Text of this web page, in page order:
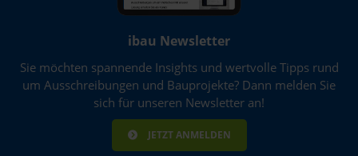
ibau Newsletter
Sie möchten spannende Insights und wertvolle Tipps rund
um Ausschreibungen und Bauprojekte? Dann melden Sie
sich für unseren Newsletter an!
JETZT ANMELDEN